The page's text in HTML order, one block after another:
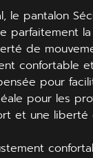
le pantalon
parfaitement
de
confortable
pour
pour les
et une